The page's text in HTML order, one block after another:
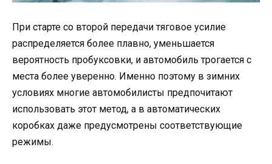
При старте со второй передачи тяговое усилие
распределяется более плавно, уменьшается
вероятность пробуксовки, и автомобиль трогается с
места более уверенно. Именно поэтому в зимних
условиях многие автомобилисты предпочитают
использовать этот метод, а в автоматических
коробках даже предусмотрены соответствующие
режимы.